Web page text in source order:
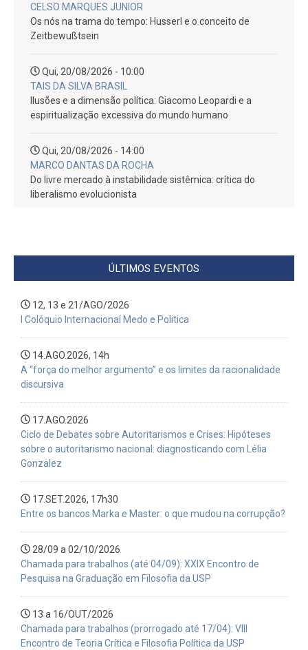
CELSO MARQUES JUNIOR
Os nós na trama do tempo: Husserl e o conceito de
Zeitbewußtsein
Qui, 20/08/2026 - 10:00
TAIS DA SILVA BRASIL
Ilusões e a dimensão política: Giacomo Leopardi e a
espiritualização excessiva do mundo humano
Qui, 20/08/2026 - 14:00
MARCO DANTAS DA ROCHA
Do livre mercado à instabilidade sistêmica: crítica do
liberalismo evolucionista
O próprio da substância nas Categorias: como algo pode
mudar sem deixar de ser aquilo que é?
Sex, 28/08/2026 - 14:00
NATÁLIA LEON NUNES
De tudo fica um pouco. Escrita de si, fragmentação e
testamento em Maurice Blanchot
Qui, 03/09/2026 - 14:00
VICTOR SCHITTINI TANIGUTI
Os fins humanos e o fim da cidade: Um estudo sobre os
modos de vida na Ética Nicomaqueia e na Política de
Aristóteles
Sex, 11/09/2026 - 14:00
LUANA ALVES DOS SANTOS
Diadorim: gênero, alteridade e performance no Grande
Seg, 28/09/2026 - 09:30
RAFAEL ZAMBONELLI NOGUEIRA
ÚLTIMOS EVENTOS
12, 13 e 21/AGO/2026
I Colóquio Internacional Medo e Politica
14.AGO.2026, 14h
A “força do melhor argumento” e os limites da racionalidade
discursiva
17.AGO.2026
Ciclo de Debates sobre Autoritarismos e Crises: Hipóteses
sobre o autoritarismo nacional: diagnosticando com Lélia
Gonzalez
17.SET.2026, 17h30
Entre os bancos Marka e Master: o que mudou na corrupção?
28/09 a 02/10/2026
Chamada para trabalhos (até 04/09): XXIX Encontro de
Pesquisa na Graduação em Filosofia da USP
13 a 16/OUT/2026
Chamada para trabalhos (prorrogado até 17/04): VIII
Encontro de Teoria Crítica e Filosofia Política da USP